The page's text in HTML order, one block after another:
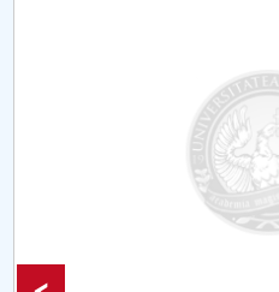
Comisie de etica
Accesibilitate pentru